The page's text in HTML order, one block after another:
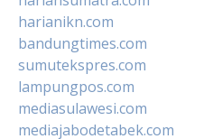
harianikn.com
bandungtimes.com
sumutekspres.com
lampungpos.com
mediasulawesi.com
mediajabodetabek.com